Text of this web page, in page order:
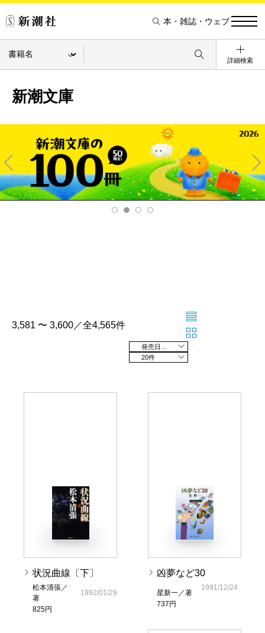
本・雑誌・ウェブ
詳細検索
新潮文庫
Pre
v
Ne
xt
3,581 〜 3,600／全4,565件
20件
状況曲線〔下〕
松本清張／
著
825円
1992/01/29
凶夢など30
星新一／著
737円
1991/12/24